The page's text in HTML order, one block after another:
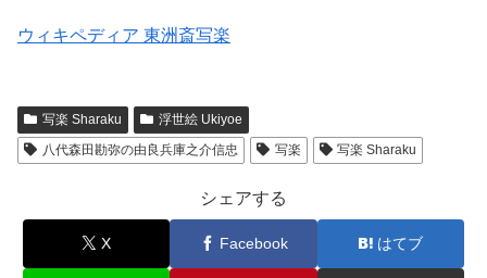
ウィキペディア 東洲斎写楽
写楽 Sharaku
浮世絵 Ukiyoe
八代森田勘弥の由良兵庫之介信忠
写楽 写楽 Sharaku
シェアする
X Facebook はてブ